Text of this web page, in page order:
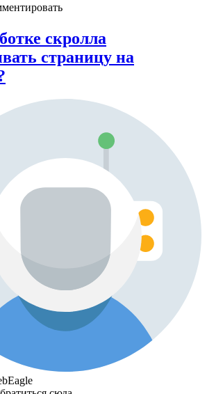
скролла
страницу на